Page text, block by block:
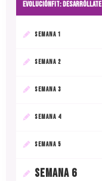
EvoluciónFit:
SEMANA 1
SEMANA 2
SEMANA 3
SEMANA 4
SEMANA 5
SEMANA 6